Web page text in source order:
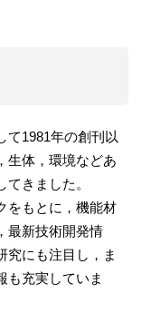
1981年の創刊以
生体，環境などあ
きました。
をもとに，機能材
最新技術開発情
究にも注目し，ま
も充実していま